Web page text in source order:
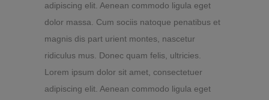
adipiscing elit. Aenean commodo ligula eget
dolor massa. Cum sociis natoque penatibus et
magnis dis part urient montes, nascetur
ridiculus mus. Donec quam felis, ultricies.
Lorem ipsum dolor sit amet, consectetuer
adipiscing elit. Aenean commodo ligula eget